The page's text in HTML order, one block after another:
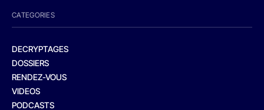
CATEGORIES
DECRYPTAGES
DOSSIERS
RENDEZ-VOUS
VIDEOS
PODCASTS